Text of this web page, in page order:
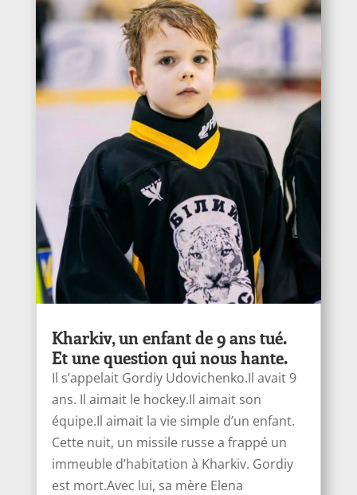
Kharkiv, un enfant de 9 ans tué.
Et une question qui nous hante.
Il s’appelait Gordiy Udovichenko.Il avait 9
ans. Il aimait le hockey.Il aimait son
équipe.Il aimait la vie simple d’un enfant.
Cette nuit, un missile russe a frappé un
immeuble d’habitation à Kharkiv. Gordiy
est mort.Avec lui, sa mère Elena